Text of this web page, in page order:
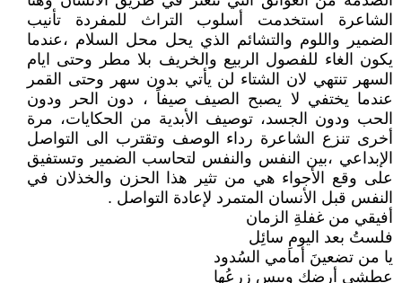
الشاعرة استخدمت أسلوب التراث للمفردة تأنيب
الضمير واللوم والتشائم الذي يحل محل السلام ،عندما
يكون الغاء للفصول الربيع والخريف بلا مطر وحتى ايام
السهر تنتهي لان الشتاء لن يأتي بدون سهر وحتى القمر
عندما يختفي لا يصبح الصيف صيفاً ، دون الحر ودون
الحب ودون الجسد، توصيف الأبدية من الحكايات، مرة
أخرى تنزع الشاعرة رداء الوصف وتقترب الى التواصل
الإبداعي ،بين النفس والنفس لتحاسب الضمير وتستفيق
على وقع الأجواء هي من تثير هذا الحزن والخذلان في
النفس قبل الأنسان المتمرد لإعادة التواصل .
أفيقي من غفلةِ الزمان
فلستُ بعد اليومِ سائِل
يا من تضعينَ أمامي السُدود
عطشى أرضكِ ويبِس زرعُها